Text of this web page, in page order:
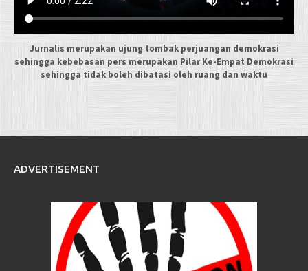
Jurnalis merupakan ujung tombak perjuangan demokrasi
sehingga kebebasan pers merupakan Pilar Ke-Empat Demokrasi
sehingga tidak boleh dibatasi oleh ruang dan waktu
ADVERTISEMENT